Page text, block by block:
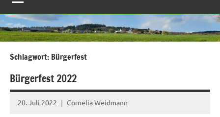
Schlagwort: Bürgerfest
Bürgerfest 2022
20. Juli 2022 Cornelia Weidmann